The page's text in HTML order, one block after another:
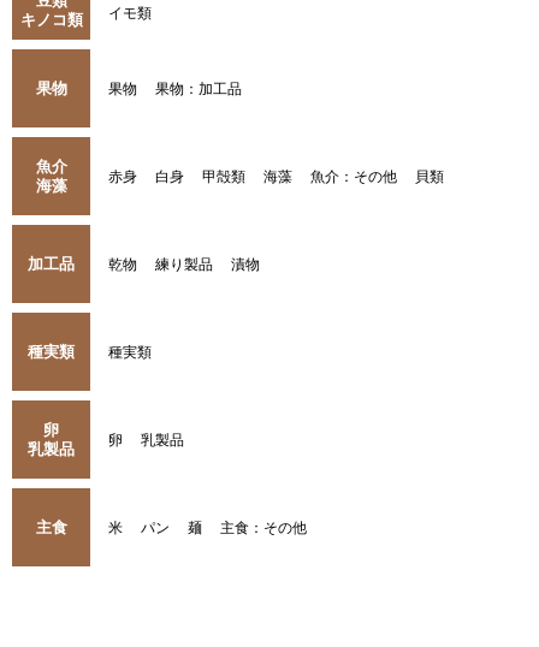
キノコ類
イモ類
果物 果物 果物：加工品
魚介
海藻
赤身 白身 甲殻類 海藻 魚介：その他 貝類
加工品 乾物 練り製品 漬物
種実類 種実類
卵
乳製品
卵 乳製品
主食 米 パン 麺 主食：その他